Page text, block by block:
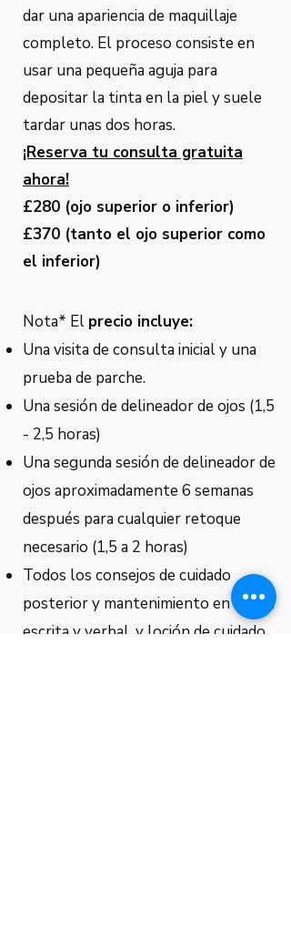
dar una apariencia de maquillaje
completo. El proceso consiste en
usar una pequeña aguja para
depositar la tinta en la piel y suele
tardar unas dos horas.
¡Reserva tu consulta gratuita
ahora!
£280 (ojo superior o inferior)
£370 (tanto el ojo superior como
el inferior)
Nota* El precio incluye:
Una visita de consulta inicial y una
prueba de parche.
Una sesión de delineador de ojos (1,5
- 2,5 horas)
Una segunda sesión de delineador de
ojos aproximadamente 6 semanas
después para cualquier retoque
necesario (1,5 a 2 horas)
Todos los consejos de cuidado
posterior y mantenimiento en forma
escrita y verbal, y loción de cuidado